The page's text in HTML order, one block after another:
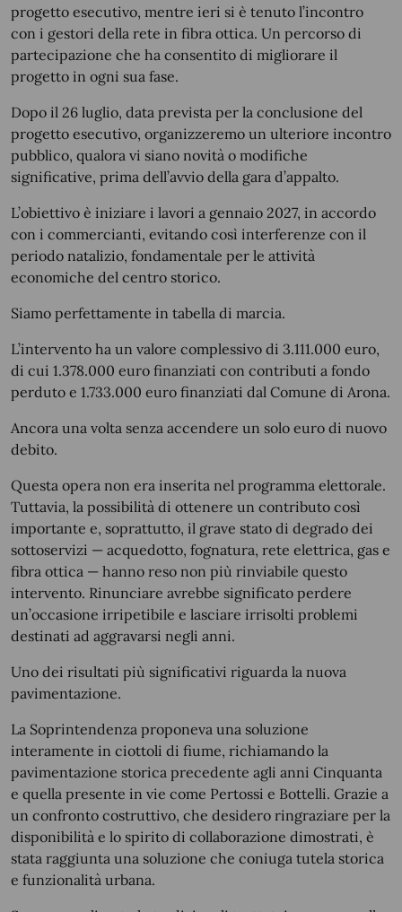
progetto esecutivo, mentre ieri si è tenuto l’incontro
con i gestori della rete in fibra ottica. Un percorso di
partecipazione che ha consentito di migliorare il
progetto in ogni sua fase.
Dopo il 26 luglio, data prevista per la conclusione del
progetto esecutivo, organizzeremo un ulteriore incontro
pubblico, qualora vi siano novità o modifiche
significative, prima dell’avvio della gara d’appalto.
L’obiettivo è iniziare i lavori a gennaio 2027, in accordo
con i commercianti, evitando così interferenze con il
periodo natalizio, fondamentale per le attività
economiche del centro storico.
Siamo perfettamente in tabella di marcia.
L’intervento ha un valore complessivo di 3.111.000 euro,
di cui 1.378.000 euro finanziati con contributi a fondo
perduto e 1.733.000 euro finanziati dal Comune di Arona.
Ancora una volta senza accendere un solo euro di nuovo
debito.
Questa opera non era inserita nel programma elettorale.
Tuttavia, la possibilità di ottenere un contributo così
importante e, soprattutto, il grave stato di degrado dei
sottoservizi — acquedotto, fognatura, rete elettrica, gas e
fibra ottica — hanno reso non più rinviabile questo
intervento. Rinunciare avrebbe significato perdere
un’occasione irripetibile e lasciare irrisolti problemi
destinati ad aggravarsi negli anni.
Uno dei risultati più significativi riguarda la nuova
pavimentazione.
La Soprintendenza proponeva una soluzione
interamente in ciottoli di fiume, richiamando la
pavimentazione storica precedente agli anni Cinquanta
e quella presente in vie come Pertossi e Bottelli. Grazie a
un confronto costruttivo, che desidero ringraziare per la
disponibilità e lo spirito di collaborazione dimostrati, è
stata raggiunta una soluzione che coniuga tutela storica
e funzionalità urbana.